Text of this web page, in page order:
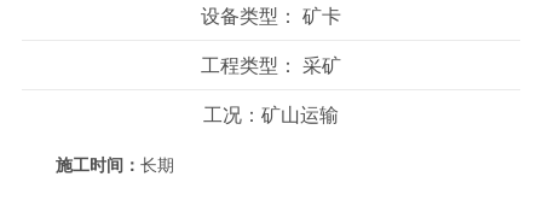
设备类型： 矿卡
工程类型： 采矿
工况： 矿山运输
施工时间： 长期